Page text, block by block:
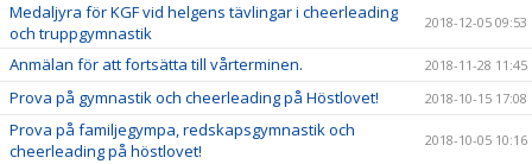
Medaljyra för KGF vid helgens tävlingar i cheerleading
och truppgymnastik
2018-12-05 09:53
Anmälan för att fortsätta till vårterminen. 2018-11-28 11:45
Prova på gymnastik och cheerleading på Höstlovet! 2018-10-15 17:08
Prova på familjegympa, redskapsgymnastik och
cheerleading på höstlovet!
2018-10-05 10:16